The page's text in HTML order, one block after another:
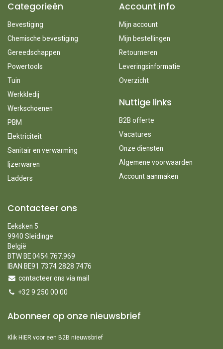
Categorieën
Bevestiging
Chemische bevestiging
Gereedschappen
Powertools
Tuin
Werkkledij
Werkschoenen
PBM
Elektriciteit
Sanitair en verwarming
Ijzerwaren
Ladders
Account info
Mijn account
Mijn bestellingen
Retourneren
Leveringsinformatie
Overzicht
Nuttige links
B2B offerte
Vacatures
Onze diensten
Algemene voorwaarden
Account aanmaken
Contacteer ons
Eeksken 5
9940 Sleidinge
België
BTW BE 0454.767.969
IBAN BE91 7374 2828 7476
contacteer ons via mail
+32 9 250 00 00
Abonneer op onze nieuwsbrief
Klik HIER voor een B2B nieuwsbrief